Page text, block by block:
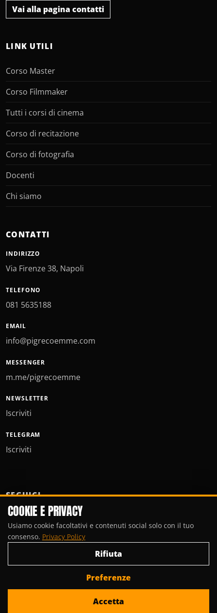
Vai alla pagina contatti
LINK UTILI
Corso Master
Corso Filmmaker
Tutti i corsi di cinema
Corso di recitazione
Corso di fotografia
Docenti
Chi siamo
CONTATTI
INDIRIZZO
Via Firenze 38, Napoli
TELEFONO
081 5635188
EMAIL
info@pigrecoemme.com
MESSENGER
m.me/pigrecoemme
NEWSLETTER
Iscriviti
TELEGRAM
Iscriviti
SEGUICI
Contattaci
COOKIE E PRIVACY
Usiamo cookie facoltativi e contenuti social solo con il tuo
consenso. Privacy Policy
Rifiuta
Preferenze
Accetta